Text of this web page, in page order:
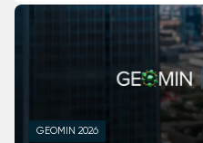
GEOMIN 2026